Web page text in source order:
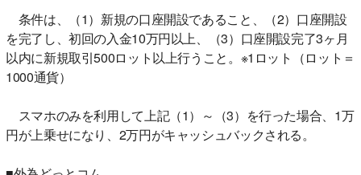
条件は、（1）新規の口座開設であること、（2）口座開設
を完了し、初回の入金10万円以上、（3）口座開設完了3ヶ月
以内に新規取引500ロット以上行うこと。※1ロット（ロット＝
1000通貨）
スマホのみを利用して上記（1）～（3）を行った場合、1万
円が上乗せになり、2万円がキャッシュバックされる。